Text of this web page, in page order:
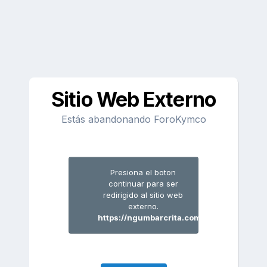
Sitio Web Externo
Estás abandonando ForoKymco
Presiona el boton
continuar para ser
redirigido al sitio web
externo.
https://ngumbarcrita.com/